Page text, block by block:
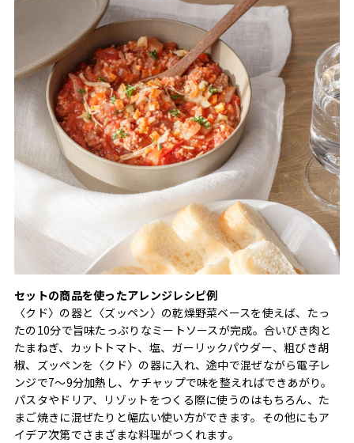
セットの商品を使ったアレンジレシピ例
〈クド〉の器と〈ズッペン〉の乾燥野菜ベースを使えば、たっ
たの10分で旨味たっぷりなミートソースが完成。合いびき肉と
たまねぎ、カットトマト、塩、ガーリックパウダー、粗びき胡
椒、ズッペンを〈クド〉の器に入れ、途中で混ぜながら電子レ
ンジで7～9分加熱し、ケチャップで味を整えればできあがり。
パスタやドリア、リゾットをつくる際に使うのはもちろん、た
まご焼きに混ぜたりと幅広い使い方ができます。その他にもア
イデア次第でさまざまな料理がつくれます。